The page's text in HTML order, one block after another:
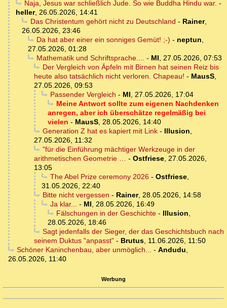
Naja, Jesus war schließlich Jude. So wie Buddha Hindu war. -
heller, 26.05.2026, 14:41
Das Christentum gehört nicht zu Deutschland - Rainer,
26.05.2026, 23:46
Da hat aber einer ein sonniges Gemüt! ;-) - neptun,
27.05.2026, 01:28
Mathematik und Schriftsprache.... - MI, 27.05.2026, 07:53
Der Vergleich von Äpfeln mit Birnen hat seinen Reiz bis
heute also tatsächlich nicht verloren. Chapeau! - MausS,
27.05.2026, 09:53
Passender Vergleich - MI, 27.05.2026, 17:04
Meine Antwort sollte zum eigenen Nachdenken
anregen, aber ich überschätze regelmäßig bei
vielen - MausS, 28.05.2026, 14:40
Generation Z hat es kapiert mit Link- Illusion,
27.05.2026, 11:32
"für die Einführung mächtiger Werkzeuge in der
arithmetischen Geometrie … - Ostfriese, 27.05.2026,
13:05
The Abel Prize ceremony 2026- Ostfriese,
31.05.2026, 22:40
Bitte nicht vergessen - Rainer, 28.05.2026, 14:58
Ja klar... - MI, 28.05.2026, 16:49
Fälschungen in der Geschichte- Illusion,
28.05.2026, 18:46
Sagt jedenfalls der Sieger, der das Geschichtsbuch nach
seinem Duktus "anpasst" - Brutus, 11.06.2026, 11:50
Schöner Kaninchenbau, aber unmöglich... - Andudu,
26.05.2026, 11:40
Werbung